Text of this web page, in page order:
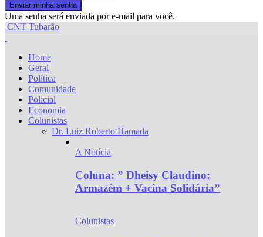
Uma senha será enviada por e-mail para você.
CNT Tubarão
Home
Geral
Política
Comunidade
Policial
Economia
Colunistas
Dr. Luiz Roberto Hamada
A Notícia
Coluna: ” Dheisy Claudino:
Armazém + Vacina Solidária”
Colunistas